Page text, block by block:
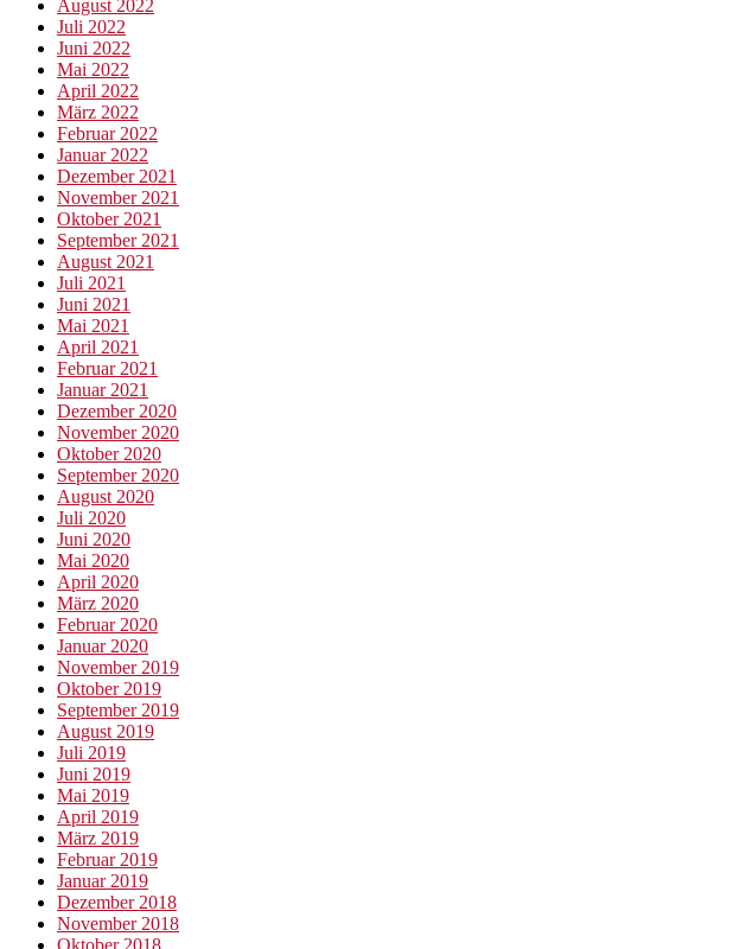
August 2022
Juli 2022
Juni 2022
Mai 2022
April 2022
März 2022
Februar 2022
Januar 2022
Dezember 2021
November 2021
Oktober 2021
September 2021
August 2021
Juli 2021
Juni 2021
Mai 2021
April 2021
Februar 2021
Januar 2021
Dezember 2020
November 2020
Oktober 2020
September 2020
August 2020
Juli 2020
Juni 2020
Mai 2020
April 2020
März 2020
Februar 2020
Januar 2020
November 2019
Oktober 2019
September 2019
August 2019
Juli 2019
Juni 2019
Mai 2019
April 2019
März 2019
Februar 2019
Januar 2019
Dezember 2018
November 2018